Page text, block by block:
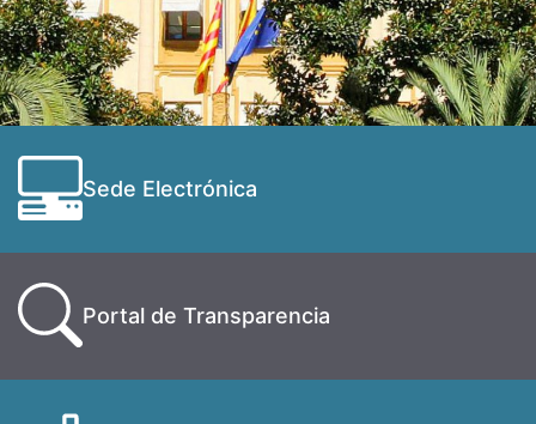
Sede Electrónica
Portal de Transparencia